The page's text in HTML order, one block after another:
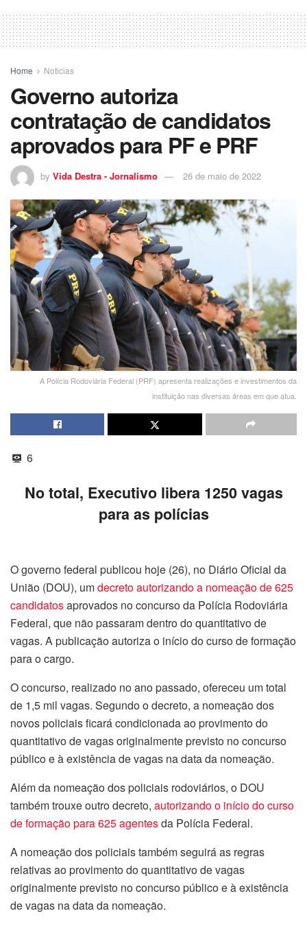
Home Noticias
Governo autoriza
contratação de candidatos
aprovados para PF e PRF
by Vida Destra - Jornalismo 26 de maio de 2022
A Polícia Rodoviária Federal (PRF) apresenta realizações e investimentos da
instituição nas diversas áreas em que atua.
6
No total, Executivo libera 1250 vagas
para as polícias
O governo federal publicou hoje (26), no Diário Oficial da
União (DOU), umdecreto autorizando a nomeação de 625
candidatosaprovados no concurso da Polícia Rodoviária
Federal, que não passaram dentro do quantitativo de
vagas. A publicação autoriza o início do curso de formação
para o cargo.
O concurso, realizado no ano passado, ofereceu um total
de 1,5 mil vagas. Segundo o decreto, a nomeação dos
novos policiais ficará condicionada ao provimento do
quantitativo de vagas originalmente previsto no concurso
público e à existência de vagas na data da nomeação.
Além da nomeação dos policiais rodoviários, o DOU
também trouxe outro decreto, autorizando o início do curso
de formação para 625 agentesda Polícia Federal.
A nomeação dos policiais também seguirá as regras
relativas ao provimento do quantitativo de vagas
originalmente previsto no concurso público e à existência
de vagas na data da nomeação.